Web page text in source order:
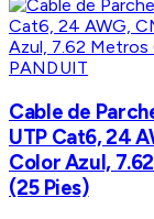
PANDUIT
Cable de
UTP Cat6, 24
Color Azul,
(25 Pies)